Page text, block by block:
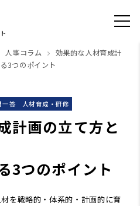
人事コラム
効果的な人材育成計
3つのポイント
一答 人材育成・研修
計画の立て方と
3つのポイント
を戦略的・体系的・計画的に育